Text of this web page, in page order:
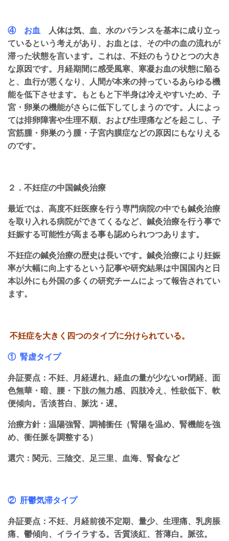
④ お血
人体は気、血、水のバランスを基本に成り立っ
ているという考えがあり、お血とは、その中の血の流れが
滞った状態を言います。これは、不妊のもうひとつの大き
な原因です。月経期間に感受風寒、寒凝お血の状態に陥る
と、血行が悪くなり、人間が本来の持っているあらゆる機
能を低下させます。もともと下半身は冷えやすいため、子
宮・卵巣の機能がさらに低下してしまうのです。人によっ
ては排卵障害や生理不順、および生理痛などを起こし、子
宮筋腫・卵巣のう腫・子宮内膜症などの原因にもなりえる
のです。
２．不妊症の中国鍼灸治療
最近では、高度不妊医療を行う専門病院の中でも鍼灸治療
を取り入れる病院ができてくるなど、鍼灸治療を行う事で
妊娠する可能性が高まる事も認められつつあります。
不妊症の鍼灸治療の歴史は長いです。鍼灸治療により妊娠
率が大幅に向上するという記事や研究結果は中国国内と日
本以外にも外国の多くの研究チームによって報告されてい
ます。
不妊症を大きく四つのタイプに分けられている。
① 腎虚タイプ
弁証要点：不妊、月経遅れ、経血の量が少ないor閉経、面
色無華・暗、腰・下肢の無力感、四肢冷え、性欲低下、軟
便傾向。舌淡苔白、脈沈・遅。
治療方針：温陽強腎、調補衝任（腎陽を温め、腎機能を強
め、衝任脈を調整する）
選穴：関元、三陰交、足三里、血海、腎兪など
② 肝鬱気滞タイプ
弁証要点：不妊、月経前後不定期、量少、生理痛、乳房脹
痛、鬱傾向、イライラする。舌質淡紅、苔薄白。脈弦。